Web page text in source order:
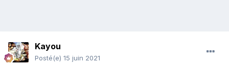
Kayou
Posté(e) 15 juin 2021